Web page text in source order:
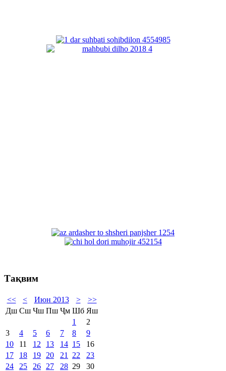
Тақвим
<< < Июн 2013 >
>>
Дш Сш Чш Пш Ҷм Шб Яш
1
2
3
4 5 6 7 8
9
10
11 12 13 14 15
16
17
18 19 20 21 22
23
24
25 26 27 28 29 30